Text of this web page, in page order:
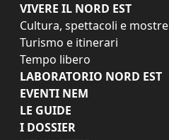
VIVERE IL NORD EST
Cultura, spettacoli e mostre
Turismo e itinerari
Tempo libero
LABORATORIO NORD EST
EVENTI NEM
LE GUIDE
I DOSSIER